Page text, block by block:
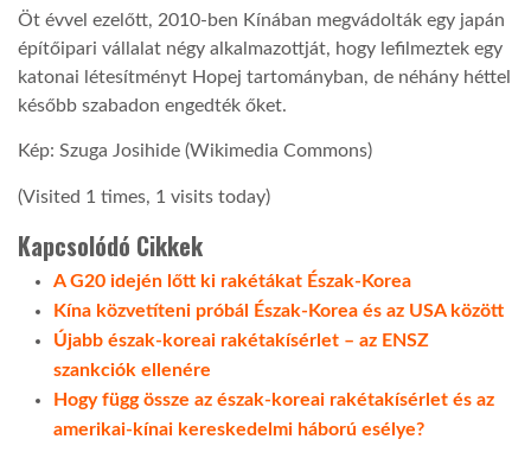
Öt évvel ezelőtt, 2010-ben Kínában megvádolták egy japán
építőipari vállalat négy alkalmazottját, hogy lefilmeztek egy
katonai létesítményt Hopej tartományban, de néhány héttel
később szabadon engedték őket.
Kép: Szuga Josihide (Wikimedia Commons)
(Visited 1 times, 1 visits today)
Kapcsolódó Cikkek
A G20 idején lőtt ki rakétákat Észak-Korea
Kína közvetíteni próbál Észak-Korea és az USA között
Újabb észak-koreai rakétakísérlet – az ENSZ
szankciók ellenére
Hogy függ össze az észak-koreai rakétakísérlet és az
amerikai-kínai kereskedelmi háború esélye?